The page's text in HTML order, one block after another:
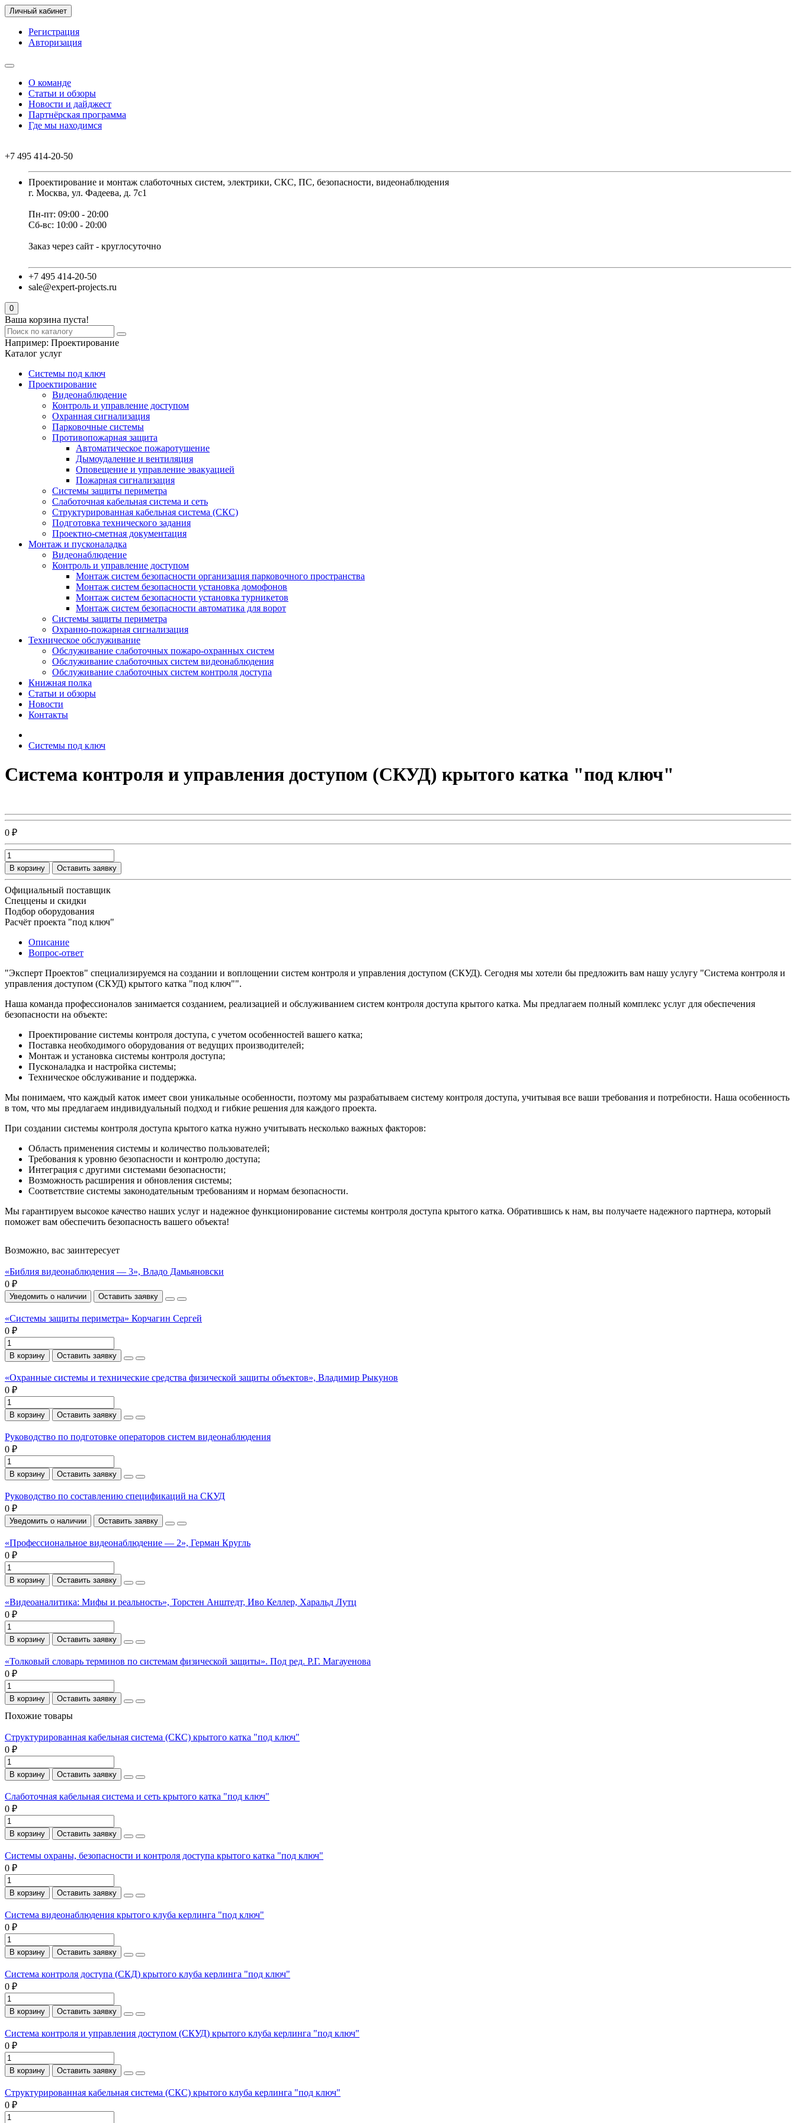
Личный кабинет
Регистрация
Авторизация
О команде
Статьи и обзоры
Новости и дайджест
Партнёрская программа
Где мы находимся
+7 495 414-20-50
Проектирование и монтаж слаботочных систем, электрики, СКС, ПС, безопасности, видеонаблюдения
г. Москва, ул. Фадеева, д. 7с1
Пн-пт: 09:00 - 20:00
Сб-вс: 10:00 - 20:00
Заказ через сайт - круглосуточно
+7 495 414-20-50
sale@expert-projects.ru
0
Ваша корзина пуста!
Например: Проектирование
Каталог услуг
Системы под ключ
Проектирование
Видеонаблюдение
Контроль и управление доступом
Охранная сигнализация
Парковочные системы
Противопожарная защита
Автоматическое пожаротушение
Дымоудаление и вентиляция
Оповещение и управление эвакуацией
Пожарная сигнализация
Системы защиты периметра
Слаботочная кабельная система и сеть
Структурированная кабельная система (СКС)
Подготовка технического задания
Проектно-сметная документация
Монтаж и пусконаладка
Видеонаблюдение
Контроль и управление доступом
Монтаж систем безопасности организация парковочного пространства
Монтаж систем безопасности установка домофонов
Монтаж систем безопасности установка турникетов
Монтаж систем безопасности автоматика для ворот
Системы защиты периметра
Охранно-пожарная сигнализация
Техническое обслуживание
Обслуживание слаботочных пожаро-охранных систем
Обслуживание слаботочных систем видеонаблюдения
Обслуживание слаботочных систем контроля доступа
Книжная полка
Статьи и обзоры
Новости
Контакты
Системы под ключ
Система контроля и управления доступом (СКУД) крытого катка "под ключ"
0 ₽
В корзину Оставить заявку
Официальный поставщик
Спеццены и скидки
Подбор оборудования
Расчёт проекта "под ключ"
Описание
Вопрос-ответ
"Эксперт Проектов" специализируемся на создании и воплощении систем контроля и управления доступом (СКУД). Сегодня мы хотели бы предложить вам нашу услугу "Система контроля и
управления доступом (СКУД) крытого катка "под ключ"".
Наша команда профессионалов занимается созданием, реализацией и обслуживанием систем контроля доступа крытого катка. Мы предлагаем полный комплекс услуг для обеспечения
безопасности на объекте:
Проектирование системы контроля доступа, с учетом особенностей вашего катка;
Поставка необходимого оборудования от ведущих производителей;
Монтаж и установка системы контроля доступа;
Пусконаладка и настройка системы;
Техническое обслуживание и поддержка.
Мы понимаем, что каждый каток имеет свои уникальные особенности, поэтому мы разрабатываем систему контроля доступа, учитывая все ваши требования и потребности. Наша особенность
в том, что мы предлагаем индивидуальный подход и гибкие решения для каждого проекта.
При создании системы контроля доступа крытого катка нужно учитывать несколько важных факторов:
Область применения системы и количество пользователей;
Требования к уровню безопасности и контролю доступа;
Интеграция с другими системами безопасности;
Возможность расширения и обновления системы;
Соответствие системы законодательным требованиям и нормам безопасности.
Мы гарантируем высокое качество наших услуг и надежное функционирование системы контроля доступа крытого катка. Обратившись к нам, вы получаете надежного партнера, который
поможет вам обеспечить безопасность вашего объекта!
Возможно, вас заинтересует
«Библия видеонаблюдения — 3», Владо Дамьяновски
0 ₽
Уведомить о наличии Оставить заявку
«Системы защиты периметра» Корчагин Сергей
0 ₽
В корзину Оставить заявку
«Охранные системы и технические средства физической защиты объектов», Владимир Рыкунов
0 ₽
В корзину Оставить заявку
Руководство по подготовке операторов систем видеонаблюдения
0 ₽
В корзину Оставить заявку
Руководство по составлению спецификаций на СКУД
0 ₽
Уведомить о наличии Оставить заявку
«Профессиональное видеонаблюдение — 2», Герман Кругль
0 ₽
В корзину Оставить заявку
«Видеоаналитика: Мифы и реальность», Торстен Анштедт, Иво Келлер, Харальд Лутц
0 ₽
В корзину Оставить заявку
«Толковый словарь терминов по системам физической защиты». Под ред. Р.Г. Магауенова
0 ₽
В корзину Оставить заявку
Похожие товары
Структурированная кабельная система (СКС) крытого катка "под ключ"
0 ₽
В корзину Оставить заявку
Слаботочная кабельная система и сеть крытого катка "под ключ"
0 ₽
В корзину Оставить заявку
Системы охраны, безопасности и контроля доступа крытого катка "под ключ"
0 ₽
В корзину Оставить заявку
Система видеонаблюдения крытого клуба керлинга "под ключ"
0 ₽
В корзину Оставить заявку
Система контроля доступа (СКД) крытого клуба керлинга "под ключ"
0 ₽
В корзину Оставить заявку
Система контроля и управления доступом (СКУД) крытого клуба керлинга "под ключ"
0 ₽
В корзину Оставить заявку
Структурированная кабельная система (СКС) крытого клуба керлинга "под ключ"
0 ₽